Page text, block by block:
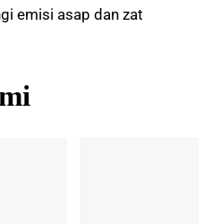
emisi asap dan zat